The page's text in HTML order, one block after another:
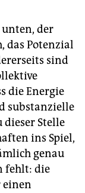
der
das Potenzial
sind
die Energie
substanzielle
dieser Stelle
ins Spiel,
genau
fehlt: die